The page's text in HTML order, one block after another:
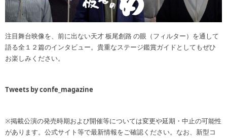
注目舞台映像を、前に出ない天才 板尾創路 の眼（フィルター）を通して
語る全１２篇のインタビュー。貴重なステージ鑑賞ガイドとしてもぜひ
お楽しみください。
Tweets by confe_magazine
※掲載公演の発売時期および開催等については変更や延期・中止の可能性
があります。公式サイト等で最新情報をご確認ください。なお、新型コ